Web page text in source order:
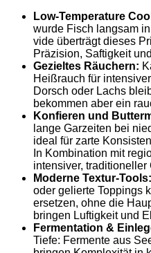
Low-Temperature
wurde Fisch langsam
vide überträgt dieses
Präzision, Saftigkeit
Gezieltes Räuchern:
Heißrauch für
Dorsch oder Lachs
bekommen aber ein
Konfieren und
lange Garzeiten bei
ideal für zarte
In Kombination mit
intensiver, traditioneller
Moderne Textur-Tools:
oder gelierte Toppings
ersetzen, ohne die
bringen Luftigkeit und
Fermentation &
Tiefe: Fermente aus